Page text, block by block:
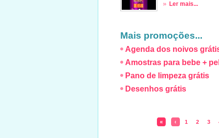
Ler mais...
Mais promoções...
Agenda dos noivos
Amostras para bebe +
Pano de limpeza grátis
Desenhos grátis
« ‹ 1 2 3